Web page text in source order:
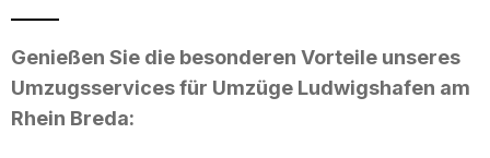
Genießen Sie die besonderen Vorteile unseres
Umzugsservices für Umzüge Ludwigshafen am
Rhein Breda: